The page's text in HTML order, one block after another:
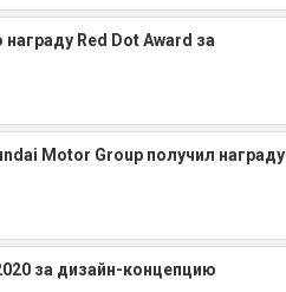
Red Dot Award за
Motor Group получил награду
за дизайн-концепцию